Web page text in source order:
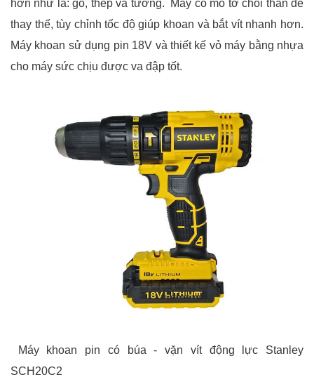
hơn như là: gỗ, thép và tường.
Máy có mô tơ chổi than dễ
thay thế, tùy chỉnh tốc độ giúp khoan và bắt vít nhanh hơn.
Máy khoan sử dụng pin 18V và thiết kế vỏ máy bằng nhựa
cho máy sức chịu được va đập tốt.
Máy khoan pin có búa - vặn vít động lực Stanley
SCH20C2